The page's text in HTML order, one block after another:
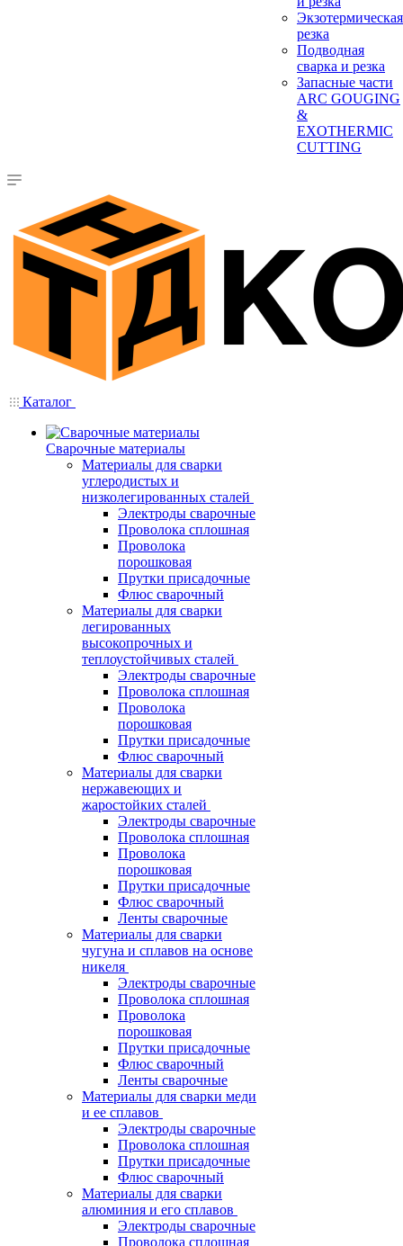
Экзотермическая
резка
Подводная
сварка и резка
Запасные части
ARC GOUGING
&
EXOTHERMIC
CUTTING
Каталог
Сварочные материалы
Материалы для сварки
углеродистых и
низколегированных сталей
Электроды сварочные
Проволока сплошная
Проволока
порошковая
Прутки присадочные
Флюс сварочный
Материалы для сварки
легированных
высокопрочных и
теплоустойчивых сталей
Электроды сварочные
Проволока сплошная
Проволока
порошковая
Прутки присадочные
Флюс сварочный
Материалы для сварки
нержавеющих и
жаростойких сталей
Электроды сварочные
Проволока сплошная
Проволока
порошковая
Прутки присадочные
Флюс сварочный
Ленты сварочные
Материалы для сварки
чугуна и сплавов на основе
никеля
Электроды сварочные
Проволока сплошная
Проволока
порошковая
Прутки присадочные
Флюс сварочный
Ленты сварочные
Материалы для сварки меди
и ее сплавов
Электроды сварочные
Проволока сплошная
Прутки присадочные
Флюс сварочный
Материалы для сварки
алюминия и его сплавов
Электроды сварочные
Проволока сплошная